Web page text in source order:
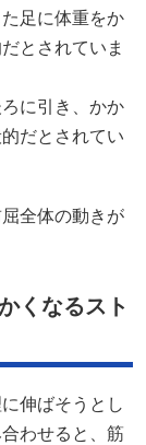
足に体重をか
とされていま
に引き、かか
だとされてい
全体の動きが
くなるスト
伸ばそうとし
わせると、筋